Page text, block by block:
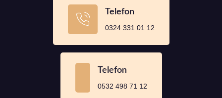
Telefon
0324 331 01 12
Telefon
0532 498 71 12